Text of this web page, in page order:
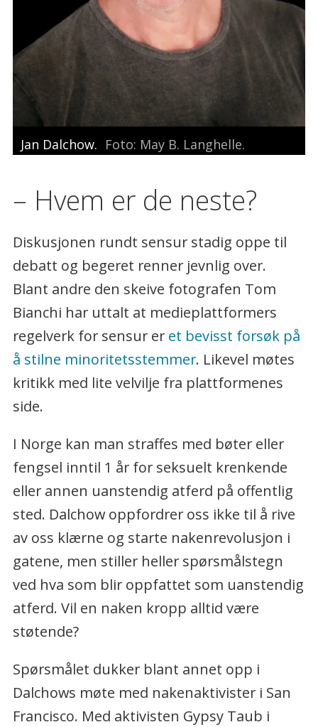
Jan Dalchow. Foto: May B. Langhelle.
– Hvem er de neste?
Diskusjonen rundt sensur stadig oppe til
debatt og begeret renner jevnlig over.
Blant andre den skeive fotografen Tom
Bianchi har uttalt at medieplattformers
regelverk for sensur er et bevisst forsøk på
å stilne minoritetsstemmer. Likevel møtes
kritikk med lite velvilje fra plattformenes
side.
I Norge kan man straffes med bøter eller
fengsel inntil 1 år for seksuelt krenkende
eller annen uanstendig atferd på offentlig
sted. Dalchow oppfordrer oss ikke til å rive
av oss klærne og starte nakenrevolusjon i
gatene, men stiller heller spørsmålstegn
ved hva som blir oppfattet som uanstendig
atferd. Vil en naken kropp alltid være
støtende?
Spørsmålet dukker blant annet opp i
Dalchows møte med nakenaktivister i San
Francisco. Med aktivisten Gypsy Taub i